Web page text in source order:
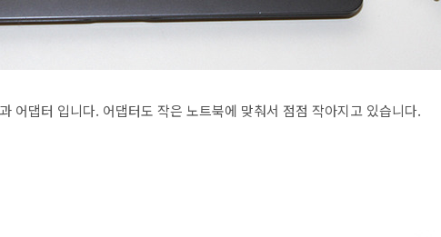
어댑터 입니다. 어댑터도 작은 노트북에 맞춰서 점점 작아지고 있습니다.